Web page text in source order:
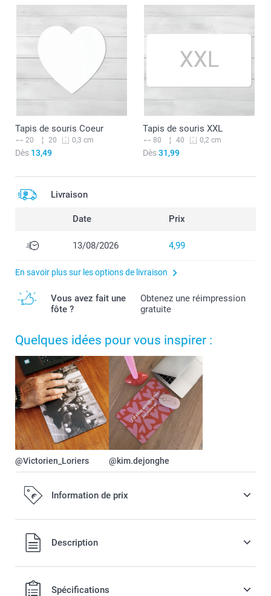
Tapis de souris Coeur
20 20 0,3 cm
Dès 13,49
Tapis de souris XXL
80 40 0,2 cm
Dès31,99
Livraison
Date Prix
13/08/2026 4,99
En savoir plus sur les options de livraison
Vous avez fait une
fôte ?
Obtenez une réimpression
gratuite
Quelques idées pour vous inspirer :
@Victorien_Loriers @kim.dejonghe
Information de prix
Tous les prix sont en EURO (€), TVA incluse et hors frais de
port.
Description
Spécifications